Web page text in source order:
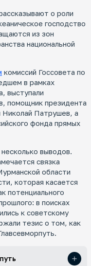
о роли
господство
из зон
национальной
комиссий Госсовета по
в рамках
выступали
помощник президента
Николай Патрушев, а
фонда прямых
выводов.
связка
области
которая касается
потенциального
в поисках
к советскому
тезис о том, как